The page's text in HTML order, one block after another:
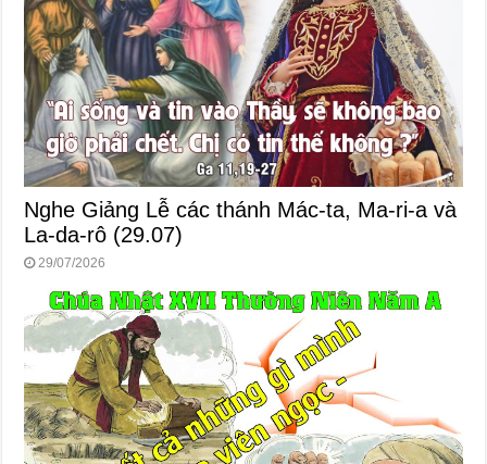
Nghe Giảng Lễ các thánh Mác-ta, Ma-ri-a và
La-da-rô (29.07)
29/07/2026